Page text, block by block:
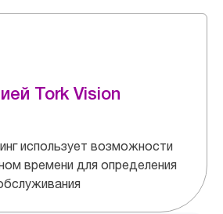
Tork Vision
использует возможности
времени для определения